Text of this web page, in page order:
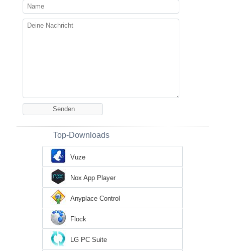
Top-Downloads
Vuze
Nox App Player
Anyplace Control
Flock
LG PC Suite